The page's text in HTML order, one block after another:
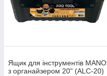
Ящик для інструментів MANO
з органайзером 20" (ALC-20)